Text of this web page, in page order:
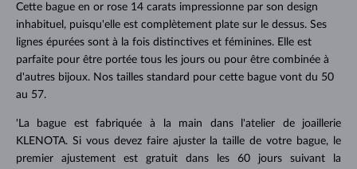
Cette bague en or rose 14 carats impressionne par son design
inhabituel, puisqu'elle est complètement plate sur le dessus. Ses
lignes épurées sont à la fois distinctives et féminines. Elle est
parfaite pour être portée tous les jours ou pour être combinée à
d'autres bijoux. Nos tailles standard pour cette bague vont du 50
au 57.
'La bague est fabriquée à la main dans l'atelier de joaillerie
KLENOTA. Si vous devez faire ajuster la taille de votre bague, le
premier ajustement est gratuit dans les 60 jours suivant la